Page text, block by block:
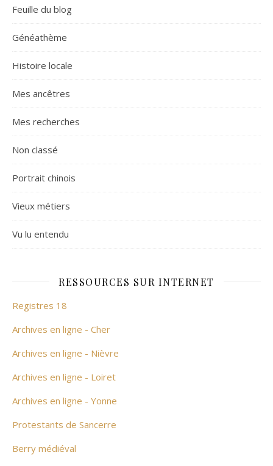
Feuille du blog
Généathème
Histoire locale
Mes ancêtres
Mes recherches
Non classé
Portrait chinois
Vieux métiers
Vu lu entendu
RESSOURCES SUR INTERNET
Registres 18
Archives en ligne - Cher
Archives en ligne - Nièvre
Archives en ligne - Loiret
Archives en ligne - Yonne
Protestants de Sancerre
Berry médiéval